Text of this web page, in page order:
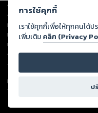
Copyright © 2026
ต่อผลงานหรือเนื้อหาใดที่อัปโหลดผ่
ทรัพย์สินทางปัญญาของบุคคลอื่นห
ทุกท่านโปรดใช้วิจารณญาณในการ
หนึ่งส่วนใดขัดต่อกฎหมายและศีลธ
ดำเนินการในทันที ทั้งนี้ ทางสตอ
ลิขสิทธิ์ พ.ศ. 2537 (ฉบับล่าสุด)
For support:
Version
การใช้คุกกี้
เราใช้คุกกี้เพื่อให้ทุกคนได้
เพิ่มเติม คลิก (Privacy
ป